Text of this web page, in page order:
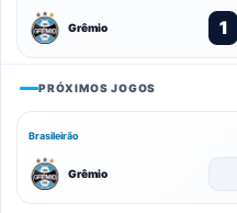
Grêmio 1
PRÓXIMOS JOGOS
Brasileirão
Grêmio